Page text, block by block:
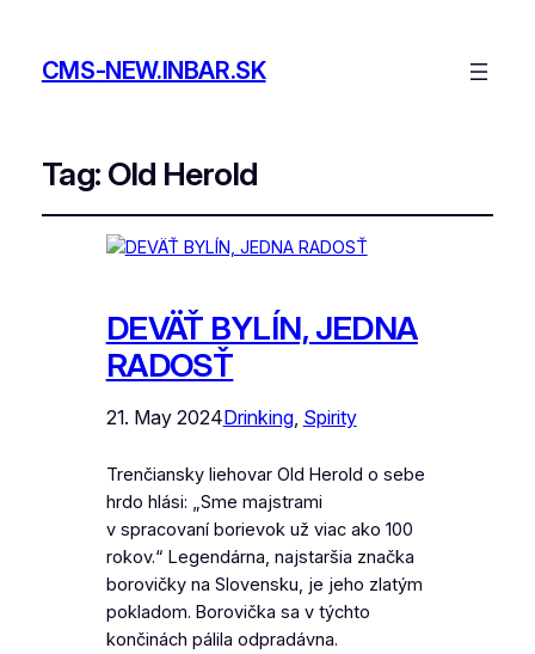
CMS-NEW.INBAR.SK
Tag: Old Herold
DEVÄŤ BYLÍN, JEDNA
RADOSŤ
21. May 2024Drinking, Spirity
Trenčiansky liehovar Old Herold o sebe
hrdo hlási: „Sme majstrami
v spracovaní borievok už viac ako 100
rokov.“ Legendárna, najstaršia značka
borovičky na Slovensku, je jeho zlatým
pokladom. Borovička sa v týchto
končinách pálila odpradávna.